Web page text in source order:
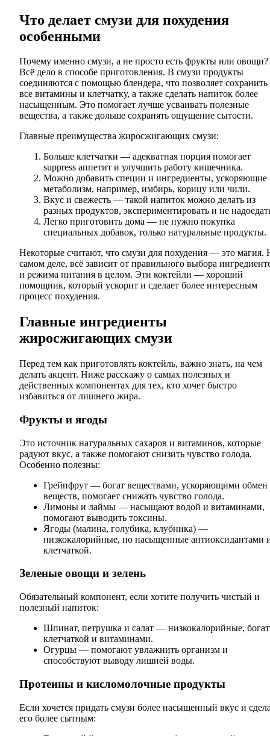
Что делает смузи для похудения
особенными
Почему именно смузи, а не просто есть фрукты или овощи?
Всё дело в способе приготовления. В смузи продукты
соединяются с помощью блендера, что позволяет сохранить
все витамины и клетчатку, а также сделать напиток более
насыщенным. Это помогает лучше усваивать полезные
вещества, а также дольше сохранять ощущение сытости.
Главные преимущества жиросжигающих смузи:
Больше клетчатки — адекватная порция помогает
suppress аппетит и улучшить работу кишечника.
Можно добавить специи и ингредиенты, ускоряющие
метаболизм, например, имбирь, корицу или чили.
Вкус и свежесть — такой напиток можно делать из
разных продуктов, экспериментировать и не
Легко приготовить дома — не нужно покупка
специальных добавок, только натуральные продукты.
Некоторые считают, что смузи для похудения — это магия.
самом деле, всё зависит от правильного выбора
и режима питания в целом. Эти коктейли — хороший
помощник, который ускорит и сделает более интересным
процесс похудения.
Главные ингредиенты
жиросжигающих смузи
Перед тем как приготовлять коктейль, важно знать, на чем
делать акцент. Ниже расскажу о самых полезных и
действенных компонентах для тех, кто хочет быстро
избавиться от лишнего жира.
Фрукты и ягоды
Это источник натуральных сахаров и витаминов, которые
радуют вкус, а также помогают снизить чувство голода.
Особенно полезны:
Грейпфрут — богат веществами, ускоряющими обмен
веществ, помогает снижать чувство голода.
Лимоны и лаймы — насыщают водой и витаминами,
помогают выводить токсины.
Ягоды (малина, голубика, клубника) —
низкокалорийные, но насыщенные антиоксидантами
клетчаткой.
Зеленые овощи и зелень
Обязательный компонент, если хотите получить чистый и
полезный напиток:
Шпинат, петрушка и салат — низкокалорийные,
клетчаткой и витаминами.
Огурцы — помогают увлажнить организм и
способствуют выводу лишней воды.
Протеины и кисломолочные продукты
Если хочется придать смузи более насыщенный вкус и
его более сытным: